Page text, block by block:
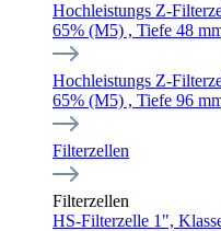
Hochleistungs Z-
65% (M5) , Tiefe 48
Hochleistungs Z-
65% (M5) , Tiefe 96
Filterzellen
Filterzellen
HS-Filterzelle 1",